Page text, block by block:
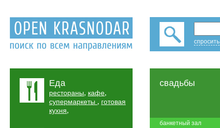
Еда
рестораны, кафе,
супермаркеты , готовая
кухня,
свадьбы
банкетный зал